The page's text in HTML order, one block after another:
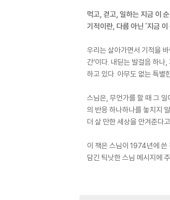
먹고, 걷고, 일하는 지금 이
기적이란, 다름 아닌 '지금
우리는 살아가면서 기적을
간’이다. 내딛는 발걸음 하
하고 있다. 아무도 없는 특별
스님은, 무언가를 할 때 그
의 반응 하나하나를 놓치지
더 살 만한 세상을 안겨준다
이 책은 스님이 1974년에 쓴
담긴 틱낫한 스님 메시지에